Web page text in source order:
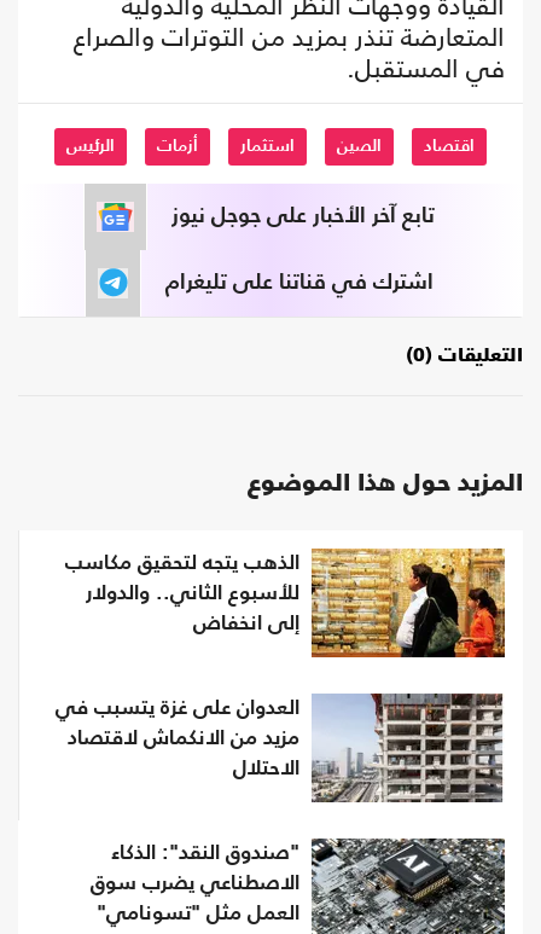
المتعارضة تنذر بمزيد من التوترات والصراع
في المستقبل.
اقتصاد الصين استثمار أزمات الرئيس
تابع آخر الأخبار على جوجل نيوز
اشترك في قناتنا على تليغرام
التعليقات (0)
المزيد حول هذا الموضوع
الذهب يتجه لتحقيق مكاسب
للأسبوع الثاني.. والدولار
إلى انخفاض
العدوان على غزة يتسبب في
مزيد من الانكماش لاقتصاد
الاحتلال
"صندوق النقد": الذكاء
الاصطناعي يضرب سوق
العمل مثل "تسونامي"